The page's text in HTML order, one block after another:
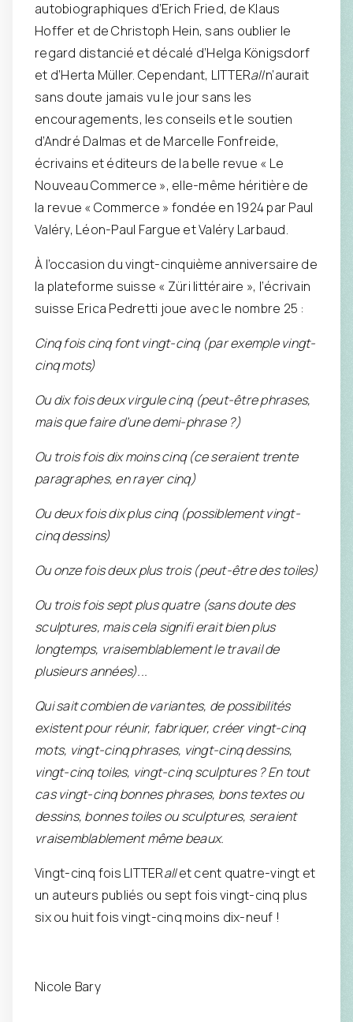
autobiographiques d’Erich Fried, de Klaus
Hoffer et de Christoph Hein, sans oublier le
regard distancié et décalé d’Helga Königsdorf
et d’Herta Müller. Cependant, LITTERalln’aurait
sans doute jamais vu le jour sans les
encouragements, les conseils et le soutien
d’André Dalmas et de Marcelle Fonfreide,
écrivains et éditeurs de la belle revue « Le
Nouveau Commerce », elle-même héritière de
la revue « Commerce » fondée en 1924 par Paul
Valéry, Léon-Paul Fargue et Valéry Larbaud.
À l’occasion du vingt-cinquième anniversaire de
la plateforme suisse « Züri littéraire », l’écrivain
suisse Erica Pedretti joue avec le nombre 25 :
Cinq fois cinq font vingt-cinq (par exemple vingt-
cinq mots)
Ou dix fois deux virgule cinq (peut-être phrases,
mais que faire d’une demi-phrase ?)
Ou trois fois dix moins cinq (ce seraient trente
paragraphes, en rayer cinq)
Ou deux fois dix plus cinq (possiblement vingt-
cinq dessins)
Ou onze fois deux plus trois (peut-être des toiles)
Ou trois fois sept plus quatre (sans doute des
sculptures, mais cela signifi erait bien plus
longtemps, vraisemblablement le travail de
plusieurs années)...
Qui sait combien de variantes, de possibilités
existent pour réunir, fabriquer, créer vingt-cinq
mots, vingt-cinq phrases, vingt-cinq dessins,
vingt-cinq toiles, vingt-cinq sculptures ? En tout
cas vingt-cinq bonnes phrases, bons textes ou
dessins, bonnes toiles ou sculptures, seraient
vraisemblablement même beaux.
Vingt-cinq fois LITTERallet cent quatre-vingt et
un auteurs publiés ou sept fois vingt-cinq plus
six ou huit fois vingt-cinq moins dix-neuf !
Nicole Bary